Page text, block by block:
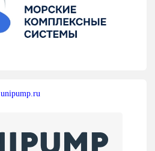
unipump.ru